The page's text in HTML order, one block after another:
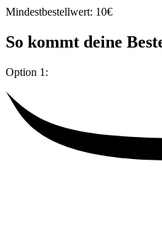
Mindestbestellwert: 10€
So kommt deine
Option 1: